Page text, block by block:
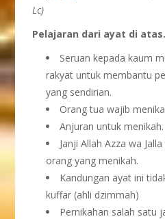
Lc)
Pelajaran dari ayat di atas.
Seruan kepada kaum
rakyat untuk membantu
yang sendirian.
Orang tua wajib
Anjuran untuk menikah.
Janji Allah Azza wa
orang yang menikah.
Kandungan ayat ini
kuffar (ahli dzimmah)
Pernikahan salah satu